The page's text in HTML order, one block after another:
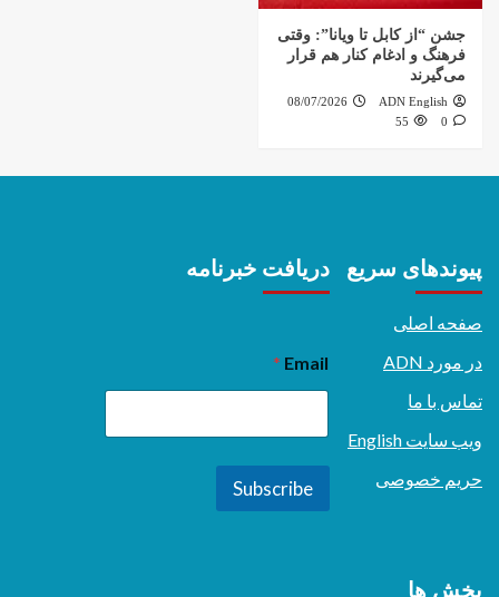
جشن “از کابل تا ویانا”: وقتی
فرهنگ و ادغام کنار هم قرار
می‌گیرند
ADN English
08/07/2026
0
55
پیوندهای سریع
صفحه اصلی
در مورد ADN
تماس با ما
ویب سایت English
حریم خصوصی
دریافت خبرنامه
Email
*
Subscribe
بخش ها